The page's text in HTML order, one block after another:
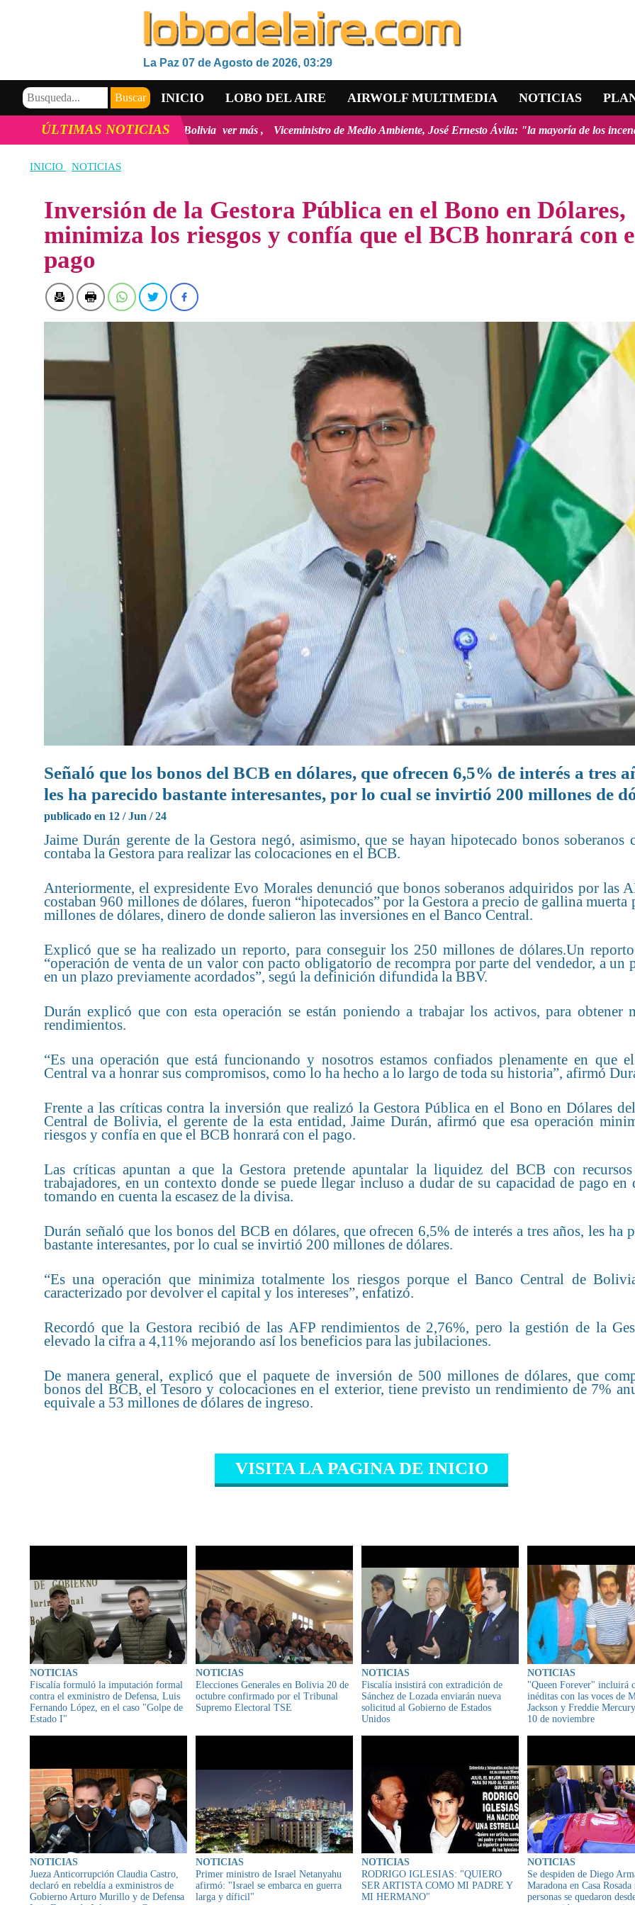
La Paz 07 de Agosto de 2026, 03:29
INICIO LOBO DEL AIRE AIRWOLF MULTIMEDIA NOTICIAS
VIDEOS
ÚLTIMAS NOTICIAS
la inclusión Digital en Bolivia ver más Viceministro de Medio Ambiente, José Ernesto Ávila: "la mayoría de los incendios forestales
INICIO NOTICIAS
Inversión de la Gestora Pública en el Bono en Dólares,
minimiza los riesgos y confía que el BCB honrará con
pago
Señaló que los bonos del BCB en dólares, que ofrecen 6,5% de interés a tres
les ha parecido bastante interesantes, por lo cual se invirtió 200 millones de
publicado en 12 / Jun / 24
Jaime Durán gerente de la Gestora negó, asimismo, que se hayan hipotecado bonos soberanos
contaba la Gestora para realizar las colocaciones en el BCB.
Anteriormente, el expresidente Evo Morales denunció que bonos soberanos adquiridos por las
costaban 960 millones de dólares, fueron “hipotecados” por la Gestora a precio de gallina muerta
millones de dólares, dinero de donde salieron las inversiones en el Banco Central.
Explicó que se ha realizado un reporto, para conseguir los 250 millones de dólares.Un
“operación de venta de un valor con pacto obligatorio de recompra por parte del vendedor, a un
en un plazo previamente acordados”, segú la definición difundida la BBV.
Durán explicó que con esta operación se están poniendo a trabajar los activos, para obtener
rendimientos.
“Es una operación que está funcionando y nosotros estamos confiados plenamente en que
Central va a honrar sus compromisos, como lo ha hecho a lo largo de toda su historia”, afirmó
Frente a las críticas contra la inversión que realizó la Gestora Pública en el Bono en Dólares
Central de Bolivia, el gerente de la esta entidad, Jaime Durán, afirmó que esa operación
riesgos y confía en que el BCB honrará con el pago.
Las críticas apuntan a que la Gestora pretende apuntalar la liquidez del BCB con
trabajadores, en un contexto donde se puede llegar incluso a dudar de su capacidad de pago en
tomando en cuenta la escasez de la divisa.
Durán señaló que los bonos del BCB en dólares, que ofrecen 6,5% de interés a tres años, les ha
bastante interesantes, por lo cual se invirtió 200 millones de dólares.
“Es una operación que minimiza totalmente los riesgos porque el Banco Central de
caracterizado por devolver el capital y los intereses”, enfatizó.
Recordó que la Gestora recibió de las AFP rendimientos de 2,76%, pero la gestión de la
elevado la cifra a 4,11% mejorando así los beneficios para las jubilaciones.
De manera general, explicó que el paquete de inversión de 500 millones de dólares, que
bonos del BCB, el Tesoro y colocaciones en el exterior, tiene previsto un rendimiento de 7%
equivale a 53 millones de dólares de ingreso.
VISITA LA PAGINA DE INICIO
NOTICIAS
Fiscalía formuló la imputación formal
contra el exministro de Defensa, Luis
Fernando López, en el caso "Golpe de
Estado I"
NOTICIAS
Elecciones Generales en Bolivia 20 de
octubre confirmado por el Tribunal
Supremo Electoral TSE
NOTICIAS
Fiscalía insistirá con extradición de
Sánchez de Lozada enviarán nueva
solicitud al Gobierno de Estados
Unidos
NOTICIAS
"Queen Forever" incluirá
inéditas con las voces de
Jackson y Freddie
10 de noviembre
NOTICIAS
Jueza Anticorrupción Claudia Castro,
declaró en rebeldía a exministros de
Gobierno Arturo Murillo y de Defensa
NOTICIAS
Primer ministro de Israel Netanyahu
afirmó: "Israel se embarca en guerra
larga y díficil"
NOTICIAS
RODRIGO IGLESIAS: "QUIERO
SER ARTISTA COMO MI PADRE Y
MI HERMANO"
NOTICIAS
Se despiden de Diego
Maradona en Casa
personas se quedaron